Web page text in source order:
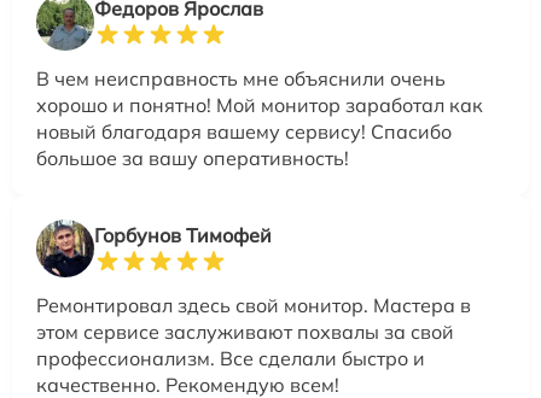
Федоров Ярослав
В чем неисправность мне объяснили очень
хорошо и понятно! Мой монитор заработал как
новый благодаря вашему сервису! Спасибо
большое за вашу оперативность!
Горбунов Тимофей
Ремонтировал здесь свой монитор. Мастера в
этом сервисе заслуживают похвалы за свой
профессионализм. Все сделали быстро и
качественно. Рекомендую всем!